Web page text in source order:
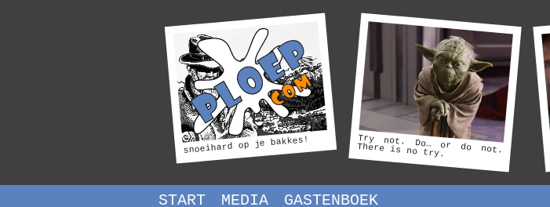
snoeihard op je bakkes! Try not. Do… or do not.
There is no try.
START MEDIA GASTENBOEK